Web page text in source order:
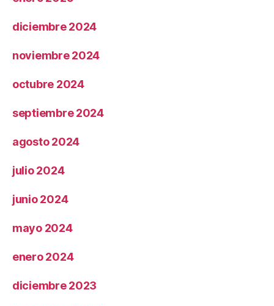
diciembre 2024
noviembre 2024
octubre 2024
septiembre 2024
agosto 2024
julio 2024
junio 2024
mayo 2024
enero 2024
diciembre 2023